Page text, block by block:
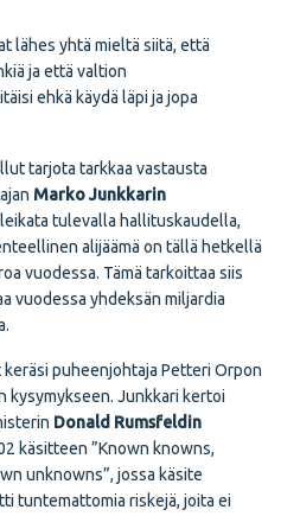
lähes yhtä mieltä siitä, että
ja että valtion
ehkä käydä läpi ja jopa
tarjota tarkkaa vastausta
Marko Junkkarin
tulevalla hallituskaudella,
alijäämä on tällä hetkellä
vuodessa. Tämä tarkoittaa siis
vuodessa yhdeksän miljardia
puheenjohtaja Petteri Orpon
kysymykseen. Junkkari kertoi
Donald Rumsfeldin
käsitteen ”Known knowns,
unknowns”, jossa käsite
tuntemattomia riskejä, joita ei